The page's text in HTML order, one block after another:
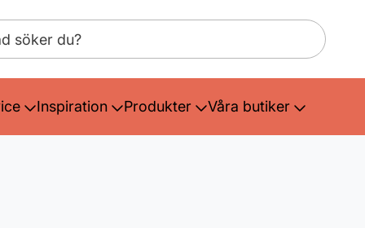
Inspiration Produkter Våra butiker